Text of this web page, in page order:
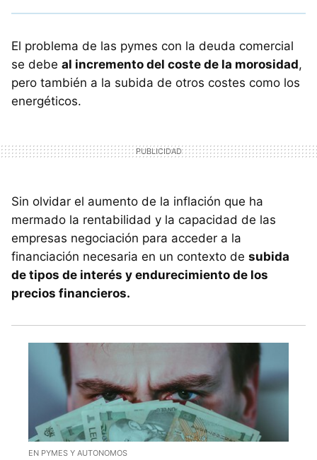
El problema de las pymes con la deuda comercial
se debe al incremento del coste de la morosidad,
pero también a la subida de otros costes como los
energéticos.
Sin olvidar el aumento de la inflación que ha
mermado la rentabilidad y la capacidad de las
empresas negociación para acceder a la
financiación necesaria en un contexto de subida
de tipos de interés y endurecimiento de los
precios financieros.
EN PYMES Y AUTONOMOS